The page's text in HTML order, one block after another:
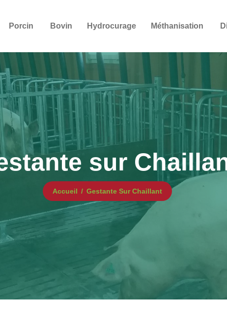
Porcin Bovin Hydrocurage Méthanisation
sur
Accueil Gestante Sur Chaillant